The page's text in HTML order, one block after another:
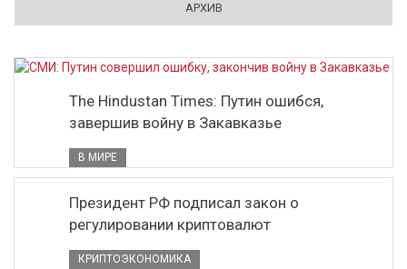
АРХИВ
The Hindustan Times: Путин ошибся,
завершив войну в Закавказье
В МИРЕ
Президент РФ подписал закон о
регулировании криптовалют
КРИПТОЭКОНОМИКА